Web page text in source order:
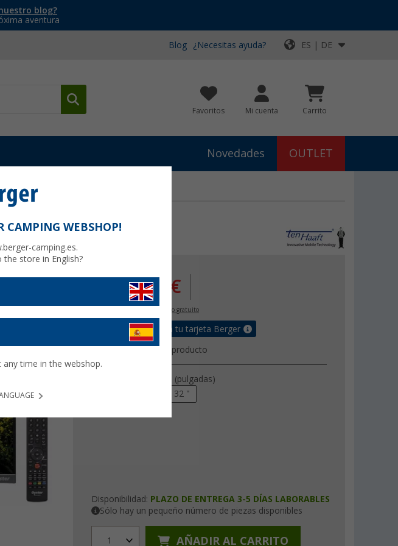
blog?
aventura
Blog ¿Necesitas ayuda? ES | DE
Favoritos Mi cuenta Carrito
Novedades OUTLET
LED Oyster TV Ten Haaft
518, €
envío gratuito
€ de bonus en tu tarjeta Berger
Ficha técnica del producto
Diagonal de pantalla (pulgadas)
32 "
Disponibilidad: PLAZO DE ENTREGA 3-5 DÍAS LABORABLES
Sólo hay un pequeño número de piezas disponibles
1 AÑADIR AL CARRITO
CAMPING WEBSHOP!
camping.es.
store in English?
any time in the webshop.